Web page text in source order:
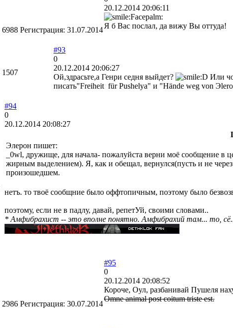
6988 Регистрация: 31.07.2014
20.12.2014 20:06:11
Я б Вас послал, да вижу Вы оттуда!
1507
#93
0
20.12.2014 20:06:27
Ой,здрасьте,а Генри седня выйдет?
Или
писать"Freiheit für Pushelya" и "Hände weg von
#94
0
20.12.2014 20:08:27
Элерон пишет:
_0wl, дружище, для начала- пожалуйста верни моё сообщение в
жирным выделением). Я, как и обещал, вернулся(пусть и не
произошедшем.
нетъ. то твоё сообщние было оффтопичным, поэтому было
поэтому, если не в падлу, давай, репетУй, своими словами..
* Амфибрахист -- это вполне понятно. Амфибрахий там... то,
2986 Регистрация: 30.07.2014
#95
0
20.12.2014 20:08:52
Короче, Оул, разбанивай Пушеля
Omne animal post coitum triste est.